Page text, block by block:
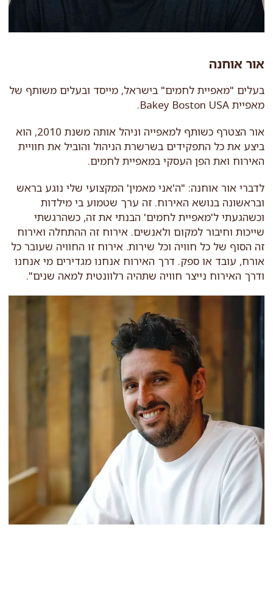
אור אוחנה
בעלים "מאפיית לחמים" בישראל, מייסד ובעלים משותף של
מאפיית Bakey Boston USA.
אור הצטרף כשותף למאפייה וניהל אותה משנת 2010, הוא
ביצע את כל התפקידים בשרשרת הניהול והוביל את חוויית
האירוח ואת הפן העסקי במאפיית לחמים.
לדברי אור אוחנה: "ה'אני מאמין' המקצועי שלי נוגע בראש
ובראשונה בנושא האירוח. זה ערך שטמוע בי מילדות
וכשהגעתי ל'מאפיית לחמים' הבנתי את זה, כשהרגשתי
שייכות וחיבור למקום ולאנשים. אירוח זה ההתחלה ואירוח
זה הסוף של כל חוויה וכל שירות. אירוח זו החוויה שעובר כל
אורח, עובד או ספק. דרך האירוח אנחנו מגדירים מי אנחנו
ודרך האירוח נייצר חוויה שתהיה רלוונטית למאה שנים".